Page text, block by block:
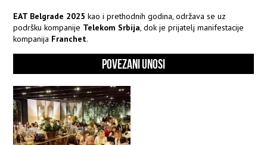
EAT Belgrade 2025 kao i prethodnih godina, održava se uz
podršku kompanije Telekom Srbija, dok je prijatelj manifestacije
kompanija Franchet.
POVEZANI UNOSI